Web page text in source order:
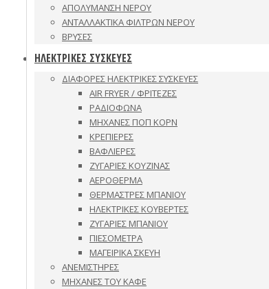
ΑΠΟΛΥΜΑΝΣΗ ΝΕΡΟΥ
ΑΝΤΑΛΛΑΚΤΙΚΑ ΦΙΛΤΡΩΝ ΝΕΡΟΥ
ΒΡΥΣΕΣ
ΗΛΕΚΤΡΙΚΕΣ ΣΥΣΚΕΥΕΣ
ΔΙΑΦΟΡΕΣ ΗΛΕΚΤΡΙΚΕΣ ΣΥΣΚΕΥΕΣ
AIR FRYER / ΦΡΙΤΕΖΕΣ
ΡΑΔΙΟΦΩΝΑ
ΜΗΧΑΝΕΣ ΠΟΠ ΚΟΡΝ
ΚΡΕΠΙΕΡΕΣ
ΒΑΦΛΙΕΡΕΣ
ΖΥΓΑΡΙΕΣ ΚΟΥΖΙΝΑΣ
ΑΕΡΟΘΕΡΜΑ
ΘΕΡΜΑΣΤΡΕΣ ΜΠΑΝΙΟΥ
ΗΛΕΚΤΡΙΚΕΣ ΚΟΥΒΕΡΤΕΣ
ΖΥΓΑΡΙΕΣ ΜΠΑΝΙΟΥ
ΠΙΕΣΟΜΕΤΡΑ
ΜΑΓΕΙΡΙΚΑ ΣΚΕΥΗ
ΑΝΕΜΙΣΤΗΡΕΣ
ΜΗΧΑΝΕΣ ΤΟΥ ΚΑΦΕ